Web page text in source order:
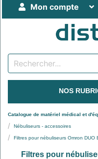
Mon compte
NOS
Catalogue de matériel médical et
Nébuliseurs - accessoires
Filtres pour nébuliseurs Omron DUO
Filtres pour